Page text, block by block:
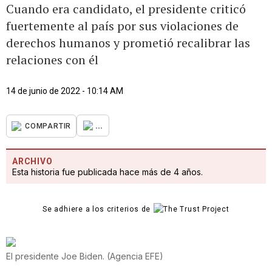
Cuando era candidato, el presidente criticó
fuertemente al país por sus violaciones de
derechos humanos y prometió recalibrar las
relaciones con él
14 de junio de 2022 - 10:14 AM
COMPARTIR ...
ARCHIVO
Esta historia fue publicada hace más de 4 años.
Se adhiere a los criterios de
El presidente Joe Biden. (Agencia EFE)